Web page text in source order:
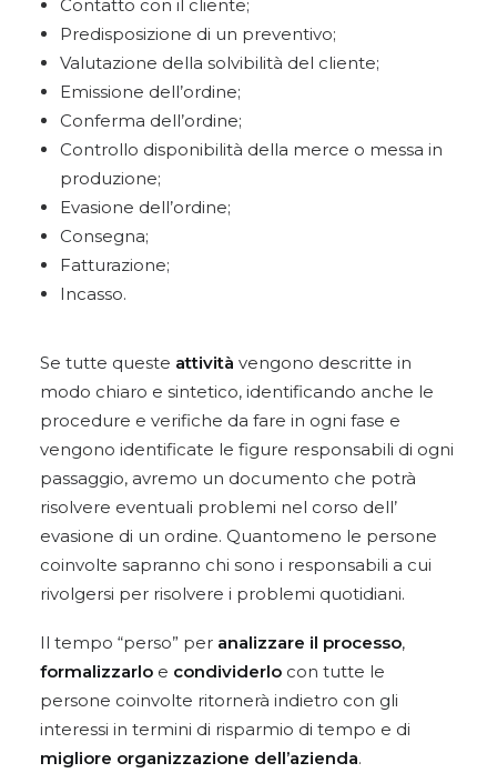
Contatto con il cliente;
Predisposizione di un preventivo;
Valutazione della solvibilità del cliente;
Emissione dell’ordine;
Conferma dell’ordine;
Controllo disponibilità della merce o messa in
produzione;
Evasione dell’ordine;
Consegna;
Fatturazione;
Incasso.
Se tutte queste attività vengono descritte in
modo chiaro e sintetico, identificando anche le
procedure e verifiche da fare in ogni fase e
vengono identificate le figure responsabili di ogni
passaggio, avremo un documento che potrà
risolvere eventuali problemi nel corso dell’
evasione di un ordine. Quantomeno le persone
coinvolte sapranno chi sono i responsabili a cui
rivolgersi per risolvere i problemi quotidiani.
Il tempo “perso” per analizzare il processo,
formalizzarlo e condividerlo con tutte le
persone coinvolte ritornerà indietro con gli
interessi in termini di risparmio di tempo e di
migliore organizzazione dell’azienda.